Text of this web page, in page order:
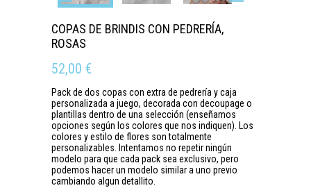
COPAS DE BRINDIS CON PEDRERÍA,
ROSAS
52,00 €
Pack de dos copas con extra de pedrería y caja
personalizada a juego, decorada con decoupage o
plantillas dentro de una selección (enseñamos
opciones según los colores que nos indiquen). Los
colores y estilo de flores son totalmente
personalizables. Intentamos no repetir ningún
modelo para que cada pack sea exclusivo, pero
podemos hacer un modelo similar a uno previo
cambiando algun detallito.